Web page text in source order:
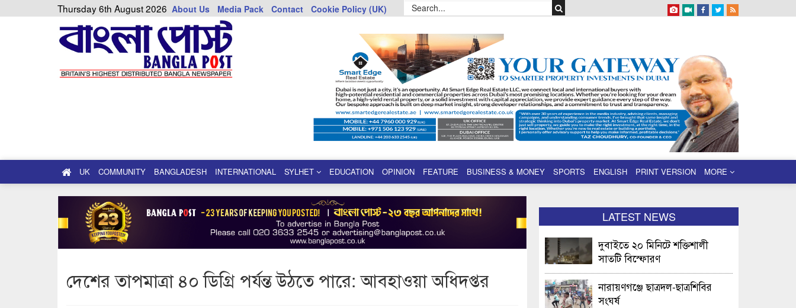
Thursday 6th August 2026 About Us Media Pack Contact Cookie Policy (UK)
UK COMMUNITY BANGLADESH INTERNATIONAL SYLHET EDUCATION OPINION FEATURE BUSINESS & MONEY SPORTS ENGLISH PRINT VERSION MORE
দেশের তাপমাত্রা ৪০ ডিগ্রি পর্যন্ত উঠতে পারে: আবহাওয়া অধিদপ্তর
LATEST NEWS
দুবাইতে ২০ মিনিটে শক্তিশালী
সাতটি বিস্ফোরণ
নারায়ণগঞ্জে ছাত্রদল-ছাত্রশিবির
সংঘর্ষ